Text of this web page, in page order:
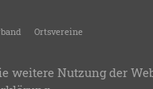
Ortsvereine
Baden e.V.-Design &
weitere Nutzung der